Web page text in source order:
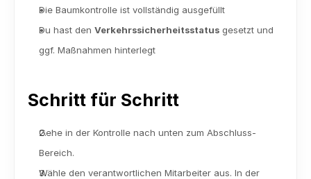
Die Baumkontrolle ist vollständig ausgefüllt
Du hast den Verkehrssicherheitsstatus gesetzt und
ggf. Maßnahmen hinterlegt
Schritt für Schritt
Gehe in der Kontrolle nach unten zum Abschluss-
Bereich.
Wähle den verantwortlichen Mitarbeiter aus. In der